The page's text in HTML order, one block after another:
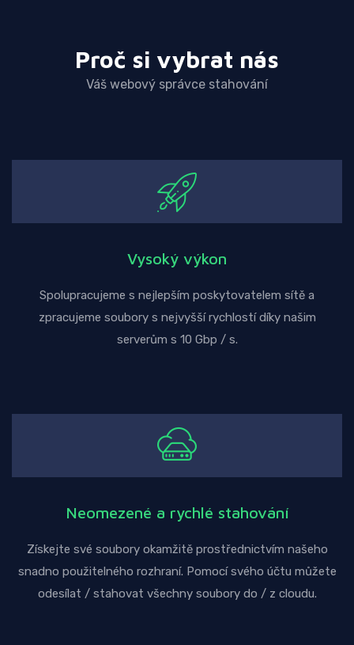
Proč si vybrat nás
Váš webový správce stahování
Vysoký výkon
Spolupracujeme s nejlepším poskytovatelem sítě a
zpracujeme soubory s nejvyšší rychlostí díky našim
serverům s 10 Gbp / s.
Neomezené a rychlé stahování
Získejte své soubory okamžitě prostřednictvím našeho
snadno použitelného rozhraní. Pomocí svého účtu můžete
odesílat / stahovat všechny soubory do / z cloudu.